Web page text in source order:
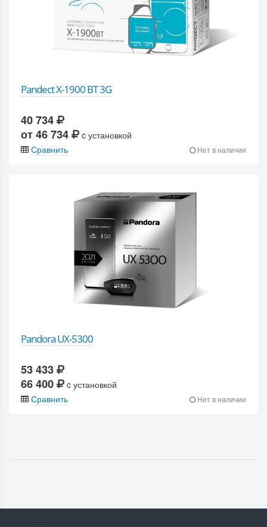
Pandect X-1900 BT 3G
40 734
от 46 734
c установкой
Сравнить
Нет в наличии
Pandora UX-5300
53 433
66 400
c установкой
Сравнить
Нет в наличии